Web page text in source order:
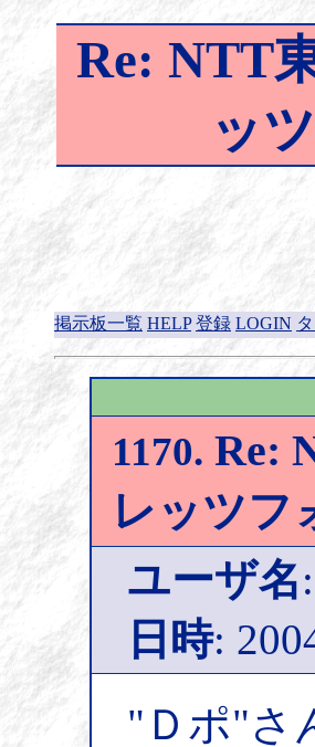
Re: NTT
ッ
掲示板一覧 HELP 登録 LOGIN
1170. Re:
レッツフ
ユーザ名
日時:
"Ｄポ"さ